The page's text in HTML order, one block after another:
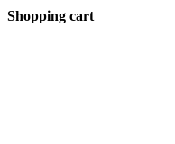
Shopping cart